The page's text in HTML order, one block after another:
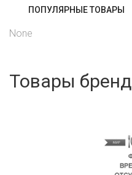
ПОПУЛЯРНЫЕ ТОВАРЫ
None
Товары